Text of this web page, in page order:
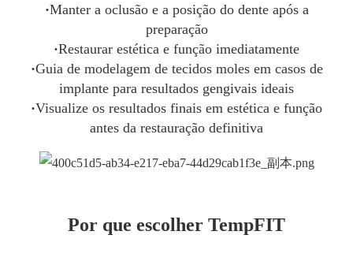
·Manter a oclusão e a posição do dente após a
preparação
·Restaurar estética e função imediatamente
·Guia de modelagem de tecidos moles em casos de
implante para resultados gengivais ideais
·Visualize os resultados finais em estética e função
antes da restauração definitiva
Por que escolher TempFIT